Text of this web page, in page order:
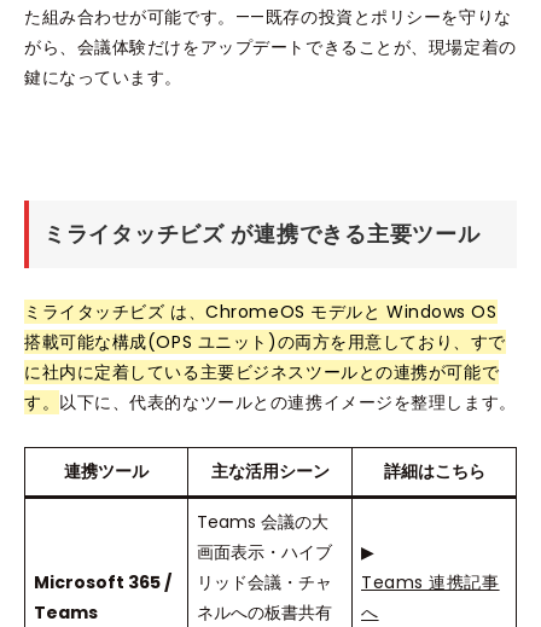
た組み合わせが可能です。——既存の投資とポリシーを守りな
がら、会議体験だけをアップデートできることが、現場定着の
鍵になっています。
ミライタッチビズ が連携できる主要ツール
ミライタッチビズ は、ChromeOS モデルと Windows OS
搭載可能な構成(OPS ユニット)の両方を用意しており、すで
に社内に定着している主要ビジネスツールとの連携が可能で
す。 以下に、代表的なツールとの連携イメージを整理します。
連携ツール 主な活用シーン 詳細はこちら
Microsoft 365 /
Teams
Teams 会議の大
画面表示・ハイブ
リッド会議・チャ
ネルへの板書共有
▶
Teams 連携記事
へ